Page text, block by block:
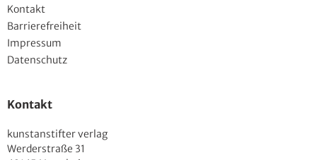
Kontakt
Barrierefreiheit
Impressum
Datenschutz
Kontakt
kunstanstifter verlag
Werderstraße 31